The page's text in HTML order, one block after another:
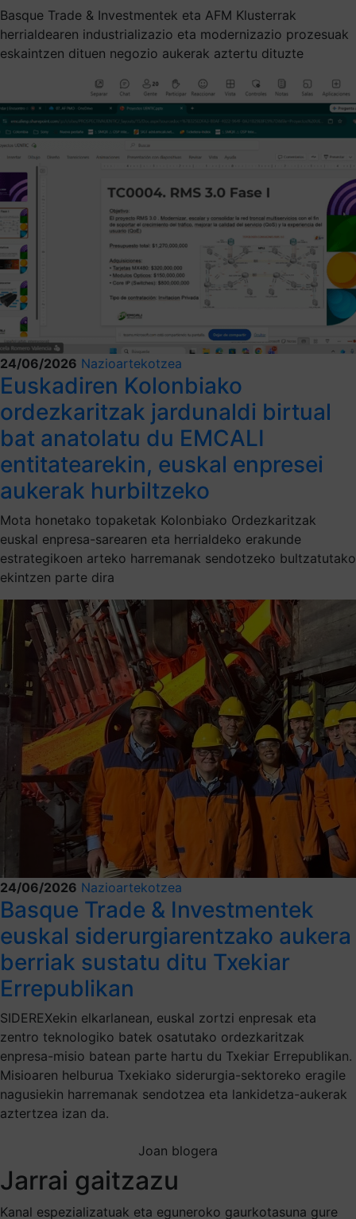
Basque Trade & Investmentek eta AFM Klusterrak
herrialdearen industrializazio eta modernizazio prozesuak
eskaintzen dituen negozio aukerak aztertu dituzte
24/06/2026 Nazioartekotzea
Euskadiren Kolonbiako
ordezkaritzak jardunaldi birtual
bat anatolatu du EMCALI
entitatearekin, euskal enpresei
aukerak hurbiltzeko
Mota honetako topaketak Kolonbiako Ordezkaritzak
euskal enpresa-sarearen eta herrialdeko erakunde
estrategikoen arteko harremanak sendotzeko bultzatutako
ekintzen parte dira
24/06/2026 Nazioartekotzea
Basque Trade & Investmentek
euskal siderurgiarentzako aukera
berriak sustatu ditu Txekiar
Errepublikan
SIDEREXekin elkarlanean, euskal zortzi enpresak eta
zentro teknologiko batek osatutako ordezkaritzak
enpresa-misio batean parte hartu du Txekiar Errepublikan.
Misioaren helburua Txekiako siderurgia-sektoreko eragile
nagusiekin harremanak sendotzea eta lankidetza-aukerak
aztertzea izan da.
Joan blogera
Jarrai gaitzazu
Kanal espezializatuak eta eguneroko gaurkotasuna gure